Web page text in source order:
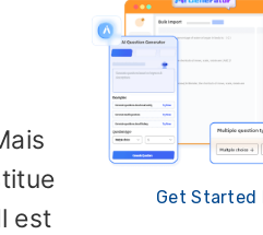
est
Get Started